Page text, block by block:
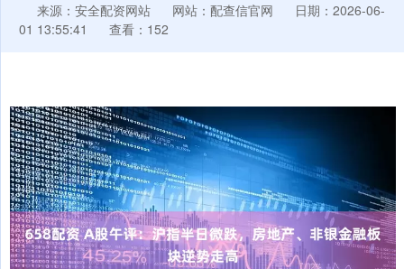
来源：安全配资网站 网站：配查信官网
日期：2026-06-
01 13:55:41
查看：152